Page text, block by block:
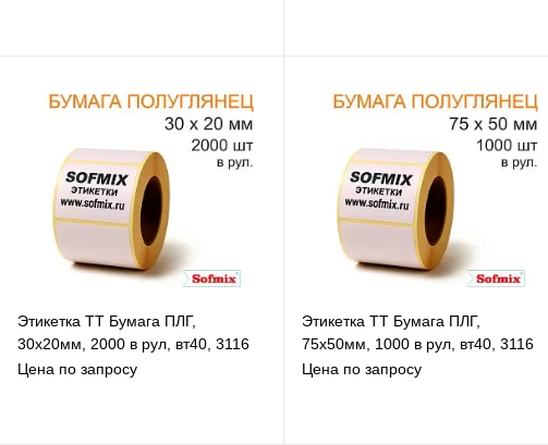
В избранное
К сравнению
Под заказ
В избранное
К сравнению
Под заказ
Этикетка ТТ Бумага ПЛГ,
30х20мм, 2000 в рул, вт40, 3116
Цена по запросу
Этикетка ТТ Бумага ПЛГ,
75х50мм, 1000 в рул, вт40, 3116
Цена по запросу